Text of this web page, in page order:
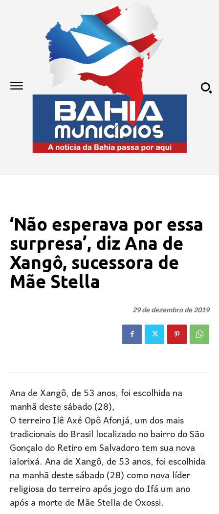
‘Não esperava por essa
surpresa’, diz Ana de
Xangô, sucessora de
Mãe Stella
29 de dezembro de 2019
Ana de Xangô, de 53 anos, foi escolhida na
manhã deste sábado (28),
O terreiro Ilê Axé Opô Afonjá, um dos mais
tradicionais do Brasil localizado no bairro do São
Gonçalo do Retiro em Salvadoro tem sua nova
ialorixá. Ana de Xangô, de 53 anos, foi escolhida
na manhã deste sábado (28) como nova líder
religiosa do terreiro após jogo do Ifá um ano
após a morte de Mãe Stella de Oxossi.